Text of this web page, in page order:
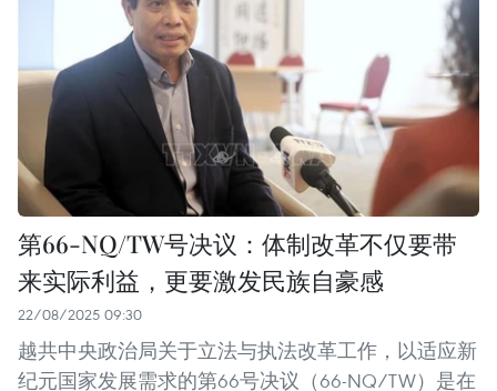
第66-NQ/TW号决议：体制改革不仅要带
来实际利益，更要激发民族自豪感
22/08/2025 09:30
越共中央政治局关于立法与执法改革工作，以适应新
纪元国家发展需求的第66号决议（66-NQ/TW）是在